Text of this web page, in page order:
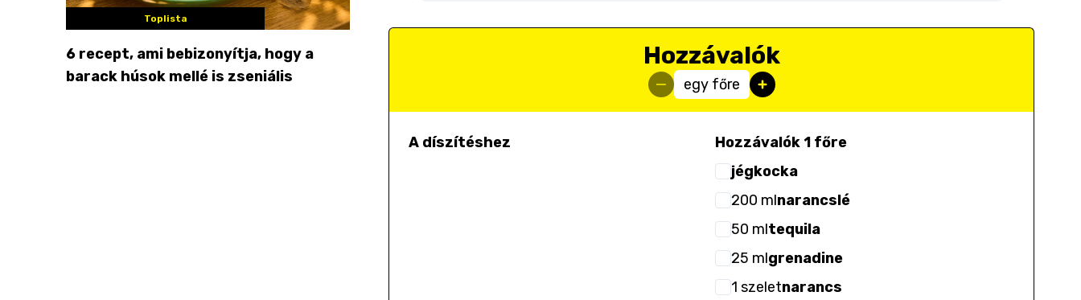
Toplista
6 recept, ami bebizonyítja, hogy a
barack húsok mellé is zseniális
Hozzávalók
egy főre
A díszítéshez
Hozzávalók 1 főre
jégkocka
200 mlnarancslé
50 mltequila
25 mlgrenadine
1 szeletnarancs